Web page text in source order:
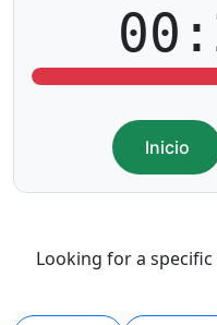
Inicio
Looking for a